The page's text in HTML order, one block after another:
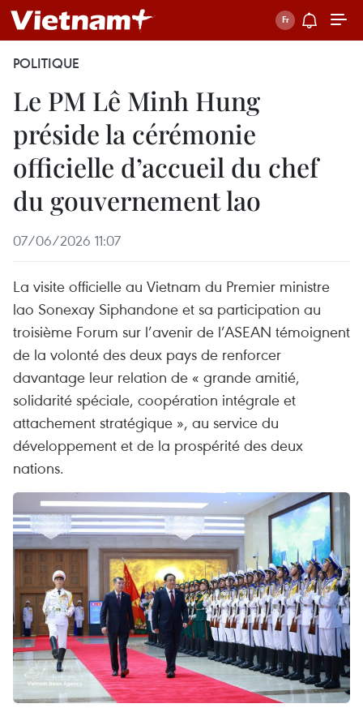
POLITIQUE
Le PM Lê Minh Hung
préside la cérémonie
officielle d’accueil du chef
du gouvernement lao
07/06/2026 11:07
La visite officielle au Vietnam du Premier ministre
lao Sonexay Siphandone et sa participation au
troisième Forum sur l’avenir de l’ASEAN témoignent
de la volonté des deux pays de renforcer
davantage leur relation de « grande amitié,
solidarité spéciale, coopération intégrale et
attachement stratégique », au service du
développement et de la prospérité des deux
nations.